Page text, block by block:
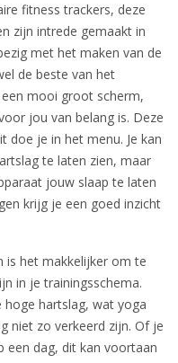
fitness trackers, deze
zijn intrede gemaakt in
met het maken van de
de beste van het
mooi groot scherm,
jou van belang is. Deze
doe je in het menu. Je kan
te laten zien, maar
jouw slaap te laten
krijg je een goed inzicht
is het makkelijker om te
in je trainingsschema.
hartslag, wat yoga
niet zo verkeerd zijn. Of je
een dag, dit kan voortaan